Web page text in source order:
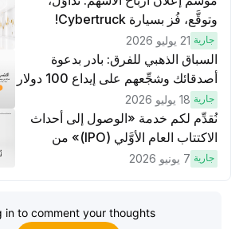
وتوقَّع، فُز بسيارة Cybertruck!
جارية 21 يوليو 2026
السباق الذهبي للفرق: بادر بدعوة
أصدقائك وشجِّعهم على إيداع 100 دولار
لكسَب مكافآت مُضاعَفة
جارية 18 يوليو 2026
نُقدِّم لكم خدمة «الوصول إلى أحداث
الاكتتاب العام الأوَّلي (IPO)» من
Bybit، بوابتك للوصول المبكر إلى فرص
جارية 7 يونيو 2026
Log in to comment your thoughts